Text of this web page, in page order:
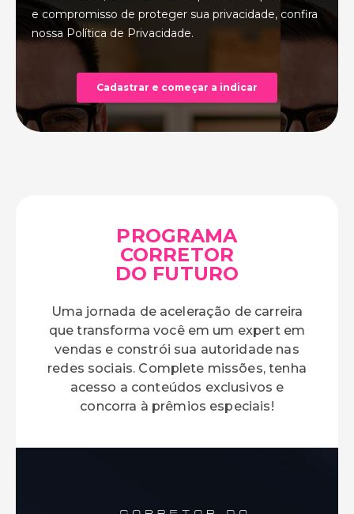
PROGRAMA
CORRETOR
DO FUTURO
Uma jornada de aceleração de carreira
que transforma você em um expert em
vendas e constrói sua autoridade nas
redes sociais. Complete missões, tenha
acesso a conteúdos exclusivos e
concorra à prêmios especiais!